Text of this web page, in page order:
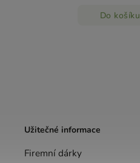
Do košíku
Užitečné informace
Firemní dárky